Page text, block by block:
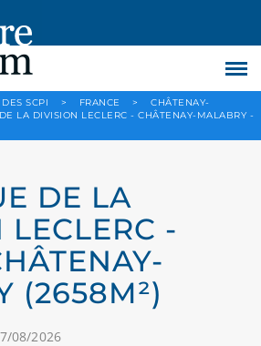
SCPI > FRANCE >
CHÂTENAY-
LA DIVISION LECLERC - CHÂTENAY-MALABRY -
DE LA
LECLERC -
(2658M²)
08/2026